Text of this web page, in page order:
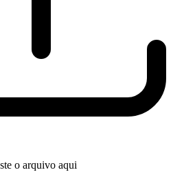
o arquivo aqui